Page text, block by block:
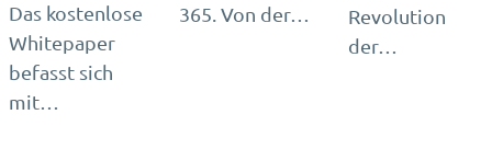
Das kostenlose
Whitepaper
befasst sich
mit…
365. Von der…
Revolution
der…